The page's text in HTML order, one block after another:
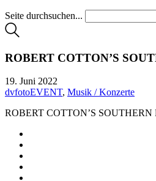
Seite durchsuchen...
ROBERT COTTON’S
19. Juni 2022
dvfotoEVENT, Musik / Konzerte
ROBERT COTTON’S SOUTHERN